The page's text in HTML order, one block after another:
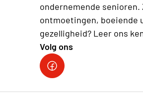
ondernemende senioren.
ontmoetingen, boeiende
gezelligheid? Leer ons
Volg ons